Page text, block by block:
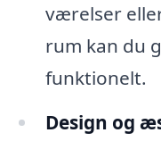
værelser
rum kan du
funktionelt.
Design og